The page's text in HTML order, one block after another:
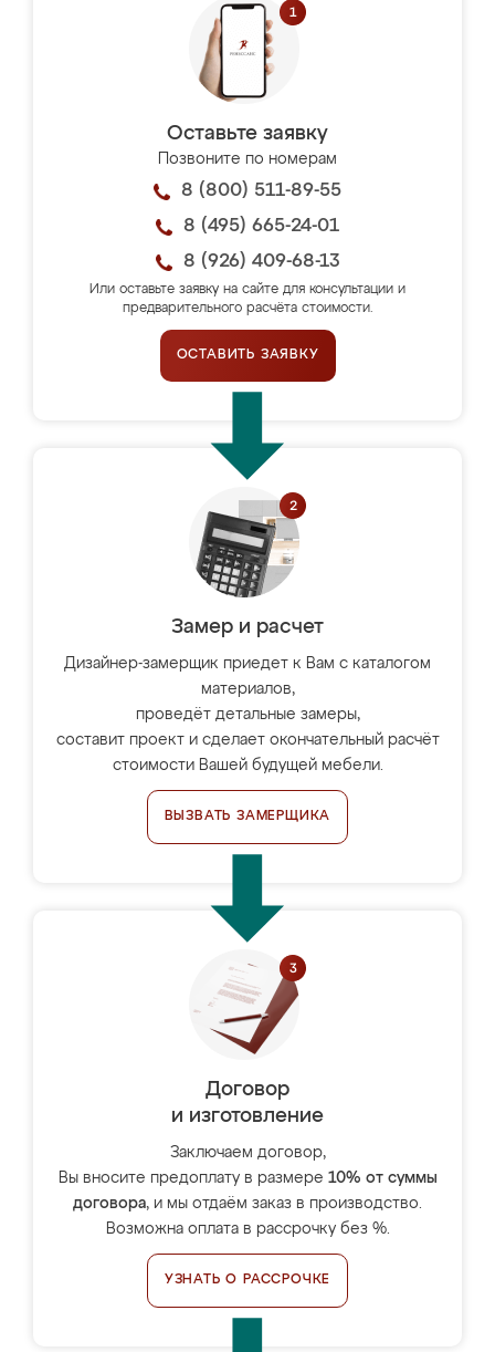
Оставьте заявку
Позвоните по номерам
8 (800) 511-89-55
8 (495) 665-24-01
8 (926) 409-68-13
Или оставьте заявку на сайте для консультации и
предварительного расчёта стоимости.
ОСТАВИТЬ ЗАЯВКУ
Замер и расчет
Дизайнер-замерщик приедет к Вам с каталогом
материалов,
проведёт детальные замеры,
составит проект и сделает окончательный расчёт
стоимости Вашей будущей мебели.
ВЫЗВАТЬ ЗАМЕРЩИКА
Договор
и изготовление
Заключаем договор,
Вы вносите предоплату в размере 10% от суммы
договора, и мы отдаём заказ в производство.
Возможна оплата в рассрочку без %.
УЗНАТЬ О РАССРОЧКЕ